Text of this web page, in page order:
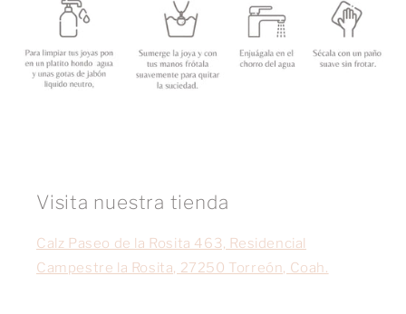
Visita nuestra tienda
Calz Paseo de la Rosita 463, Residencial
Campestre la Rosita, 27250 Torreón, Coah.